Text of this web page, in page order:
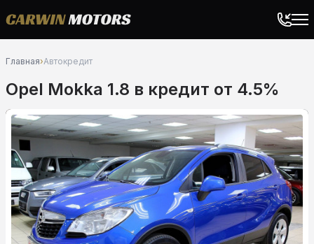
Главная›Автокредит
Opel Mokka 1.8 в кредит от 4.5%